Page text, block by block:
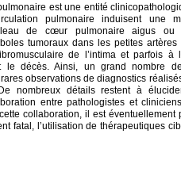
est une entité
pulmonaire induisent une
de cœur pulmonaire aigus ou
tumoraux dans les petites
de l’intima et parfois à
le décès. Ainsi, un grand nombre
observations de diagnostics
nombreux détails restent à
entre pathologistes et
collaboration, il est éventuellement
fatal, l’utilisation de thérapeutiques